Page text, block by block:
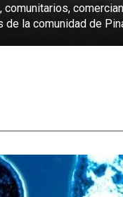
comunitarios,
de la comunidad de